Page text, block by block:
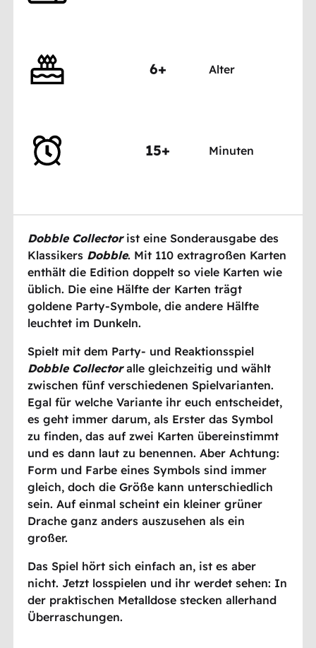
6+ Alter
15+ Minuten
Dobble Collector ist eine Sonderausgabe des
Klassikers Dobble. Mit 110 extragroßen Karten
enthält die Edition doppelt so viele Karten wie
üblich. Die eine Hälfte der Karten trägt
goldene Party-Symbole, die andere Hälfte
leuchtet im Dunkeln.
Spielt mit dem Party- und Reaktionsspiel
Dobble Collectoralle gleichzeitig und wählt
zwischen fünf verschiedenen Spielvarianten.
Egal für welche Variante ihr euch entscheidet,
es geht immer darum, als Erster das Symbol
zu finden, das auf zwei Karten übereinstimmt
und es dann laut zu benennen. Aber Achtung:
Form und Farbe eines Symbols sind immer
gleich, doch die Größe kann unterschiedlich
sein. Auf einmal scheint ein kleiner grüner
Drache ganz anders auszusehen als ein
großer.
Das Spiel hört sich einfach an, ist es aber
nicht. Jetzt losspielen und ihr werdet sehen: In
der praktischen Metalldose stecken allerhand
Überraschungen.